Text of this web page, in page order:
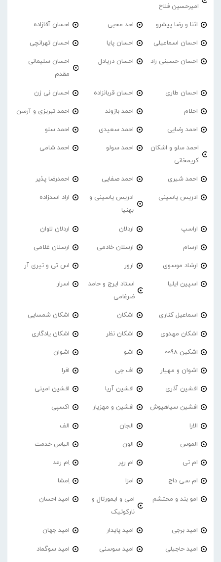
امیرحسین فلاح
اثنا و رضا پیشرو احد محبی احسان آقازاده
احسان اسماعیلی احسان پایا احسان تهرانچی
احسان حسینی راد احسان دریادل
احسان سلیمانی
مقدم
احسان طاری احسان قربانزاده احسان نی زن
احلام احمد بازوند احمد تبریزی و آرسن
احمد‌ رضایی احمد سعیدی احمد سلو
احمد سلو و اشکان
کریمخانی
احمد سولو احمد شامی
احمد شیری احمد صفایی احمدرضا پذیر
ادریس یاسینی
ادریس یاسینی و
بهنیا
اراد اسدزاده
اراسپ اردلان اردلان لاوان
ارسام ارسلان خادمی ارسلان غلامی
ارشاد موسوی ارور اس تی و تیری آر
اسپین ایلیا
استاد ایرج و حامد
ضرغامی
اسرار
اسماعیل کناری اشکان اشکان شمسایی
اشکان مهدوی اشکان نظر اشکان یادگاری
اشکین 0098 اشو اشوان
اشوان و مهیار اف جی افرا
افشین آذری افشین آریا افشین امینی
افشین سیاهپوش افشین و مهزیار اکسپی
الارا الجان الف
الموس الون الیاس خدمت
ام تی ام رپر اِم رعد
ام سی داج امزا اِمشا
امو بند و محتشم
امی و ایمورتال و
نارکوتیک
امید احسان
امید برجی امید پایدار امید جهان
امید حاجیلی امید سوسنی امید سوگماد